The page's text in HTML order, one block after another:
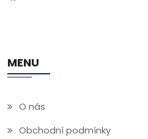
MENU
O nás
Obchodní podmínky